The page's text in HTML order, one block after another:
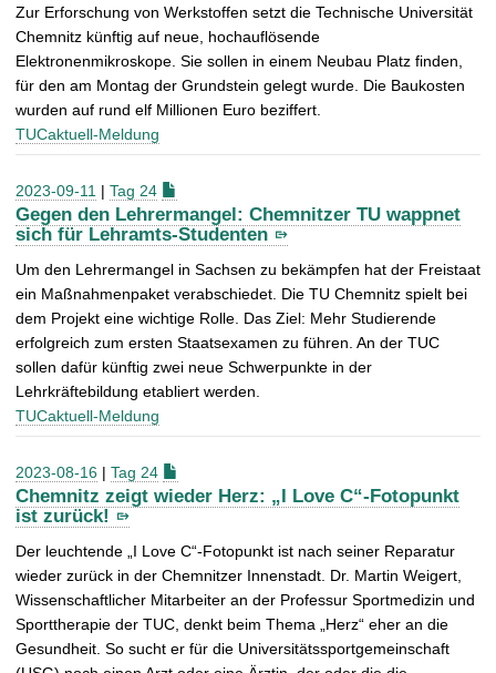
Zur Erforschung von Werkstoffen setzt die Technische Universität
Chemnitz künftig auf neue, hochauflösende
Elektronenmikroskope. Sie sollen in einem Neubau Platz finden,
für den am Montag der Grundstein gelegt wurde. Die Baukosten
wurden auf rund elf Millionen Euro beziffert.
TUCaktuell-Meldung
2023-09-11 | Tag 24
Gegen den Lehrermangel: Chemnitzer TU wappnet
sich für Lehramts-Studenten
Um den Lehrermangel in Sachsen zu bekämpfen hat der Freistaat
ein Maßnahmenpaket verabschiedet. Die TU Chemnitz spielt bei
dem Projekt eine wichtige Rolle. Das Ziel: Mehr Studierende
erfolgreich zum ersten Staatsexamen zu führen. An der TUC
sollen dafür künftig zwei neue Schwerpunkte in der
Lehrkräftebildung etabliert werden.
TUCaktuell-Meldung
2023-08-16 | Tag 24
Chemnitz zeigt wieder Herz: „I Love C“-Fotopunkt
ist zurück!
Der leuchtende „I Love C“-Fotopunkt ist nach seiner Reparatur
wieder zurück in der Chemnitzer Innenstadt. Dr. Martin Weigert,
Wissenschaftlicher Mitarbeiter an der Professur Sportmedizin und
Sporttherapie der TUC, denkt beim Thema „Herz“ eher an die
Gesundheit. So sucht er für die Universitätssportgemeinschaft